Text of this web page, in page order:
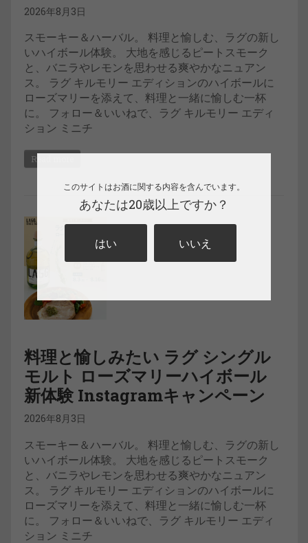
2026年8月3日
スモーキー＆ハーバル。 料理と愉しむ、ラグの新し
いハイボール体験。 大地を感じるピートスモーク
と、バニラやレモンを思わせる爽やかなニュアン
ス。 ラグ キルモリー エディションのハイボールに
ローズマリーを添えて、料理と一緒に愉しむ一杯
に。 フォロー＆いいねで、ラグ キルモリー エディ
ション ミニチ
Read more
料理と愉しみたい ラグ シングル
モルト ローズマリーハイボール
新体験 Instagramキャンペーン
2026年8月3日
スモーキー＆ハーバル。 料理と愉しむ、ラグの新し
いハイボール体験。 大地を感じるピートスモーク
と、バニラやレモンを思わせる爽やかなニュアン
ス。 ラグ キルモリー エディションのハイボールに
ローズマリーを添えて、料理と一緒に愉しむ一杯
に。 フォロー＆いいねで、ラグ キルモリー エディ
ション ミニチ
このサイトはお酒に関する内容を含んでいます。
あなたは20歳以上ですか？
はい いいえ